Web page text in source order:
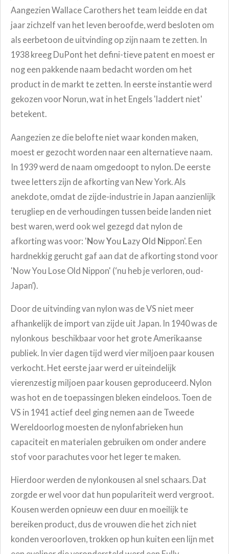
Aangezien Wallace Carothers het team leidde en dat
jaar zichzelf van het leven beroofde, werd besloten om
als eerbetoon de uitvinding op zijn naam te zetten. In
1938 kreeg DuPont het defini-tieve patent en moest er
nog een pakkende naam bedacht worden om het
product in de markt te zetten. In eerste instantie werd
gekozen voor Norun, wat in het Engels 'laddert niet'
betekent.
Aangezien ze die belofte niet waar konden maken,
moest er gezocht worden naar een alternatieve naam.
In 1939 werd de naam omgedoopt to nylon. De eerste
twee letters zijn de afkorting van New York. Als
anekdote, omdat de zijde-industrie in Japan aanzienlijk
terugliep en de verhoudingen tussen beide landen niet
best waren, werd ook wel gezegd dat nylon de
afkorting was voor: 'NowYou L azy Old Nippon'. Een
hardnekkig gerucht gaf aan dat de afkorting stond voor
'Now You Lose Old Nippon' (‘nu heb je verloren, oud-
Japan’).
Door de uitvinding van nylon was de VS niet meer
afhankelijk de import van zijde uit Japan. In 1940 was de
nylonkous beschikbaar voor het grote Amerikaanse
publiek. In vier dagen tijd werd vier miljoen paar kousen
verkocht. Het eerste jaar werd er uiteindelijk
vierenzestig miljoen paar kousen geproduceerd. Nylon
was hot en de toepassingen bleken eindeloos. Toen de
VS in 1941 actief deel ging nemen aan de Tweede
Wereldoorlog moesten de nylonfabrieken hun
capaciteit en materialen gebruiken om onder andere
stof voor parachutes voor het leger te maken.
Hierdoor werden de nylonkousen al snel schaars. Dat
zorgde er wel voor dat hun populariteit werd vergroot.
Kousen werden opnieuw een duur en moeilijk te
bereiken product, dus de vrouwen die het zich niet
konden veroorloven, trokken op hun kuiten een lijn met